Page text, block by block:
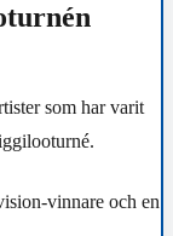
som har varit
vinnare och en